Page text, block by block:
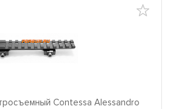
Contessa Alessandro